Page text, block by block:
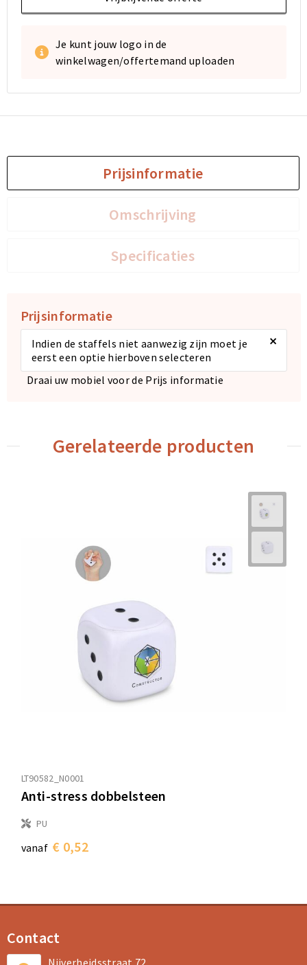
Je kunt jouw logo in de
winkelwagen/offertemand uploaden
Prijsinformatie
Omschrijving
Specificaties
Prijsinformatie
Indien de staffels niet aanwezig zijn moet je
eerst een optie hierboven selecteren
×
Draai uw mobiel voor de Prijs informatie
Gerelateerde producten
LT90582_N0001
Anti-stress dobbelsteen
PU
vanaf € 0,52
Contact
Nijverheidsstraat 72